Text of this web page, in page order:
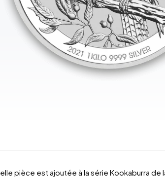
pièce est ajoutée à la série Kookaburra de